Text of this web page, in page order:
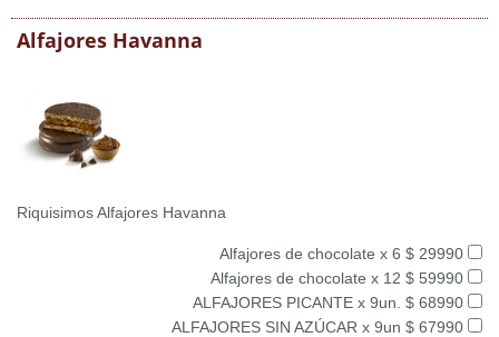
Alfajores Havanna
Riquisimos Alfajores Havanna
Alfajores de chocolate x 6 $ 29990
Alfajores de chocolate x 12 $ 59990
ALFAJORES PICANTE x 9un. $ 68990
ALFAJORES SIN AZÚCAR x 9un $ 67990